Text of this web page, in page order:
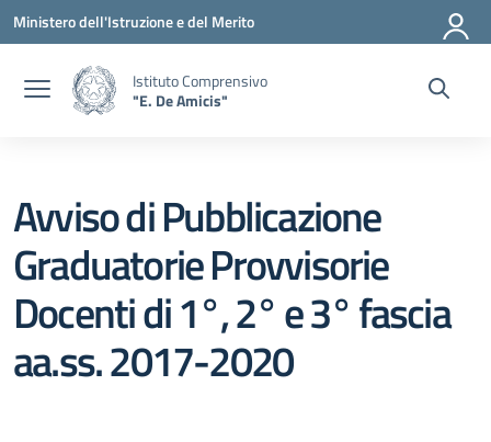
Vai ai contenuti
Vai al menu di navigazione
Vai al footer
Ministero dell'Istruzione e del Merito
Istituto Comprensivo
"E. De Amicis"
Avviso di Pubblicazione
Graduatorie Provvisorie
Docenti di 1°, 2° e 3° fascia
aa.ss. 2017-2020